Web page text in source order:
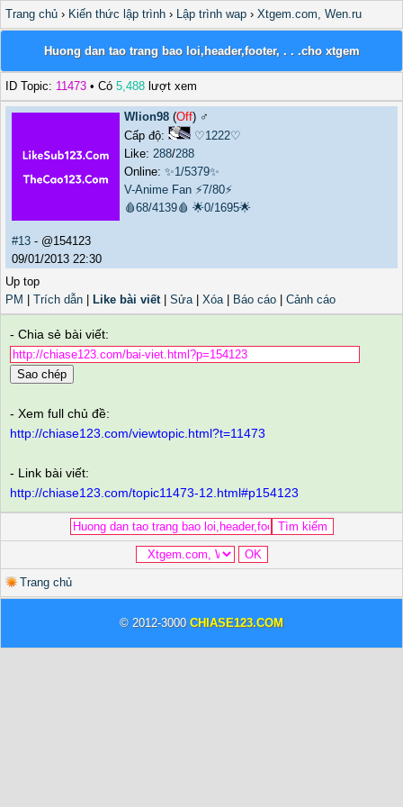
Trang chủ › Kiến thức lập trình › Lập trình wap › Xtgem.com, Wen.ru
Huong dan tao trang bao loi,header,footer, . . .cho xtgem
ID Topic: 11473 • Có 5,488 lượt xem
Wlion98 (Off) ♂️
Cấp độ:
♡1222♡
Like: 288/288
Online: ✨1/5379✨
V-Anime Fan ⚡7/80⚡
🩸68/4139🩸 🌟0/1695🌟
#13 - @154123
09/01/2013 22:30
Up top
PM
Trích dẫn Like bài viết| Sửa| Xóa| Báo cáo Cảnh cáo
- Chia sẻ bài viết:
Sao chép
- Xem full chủ đề:
http://chiase123.com/viewtopic.html?t=11473
- Link bài viết:
http://chiase123.com/topic11473-12.html#p154123
Trang chủ
© 2012-3000 CHIASE123.COM